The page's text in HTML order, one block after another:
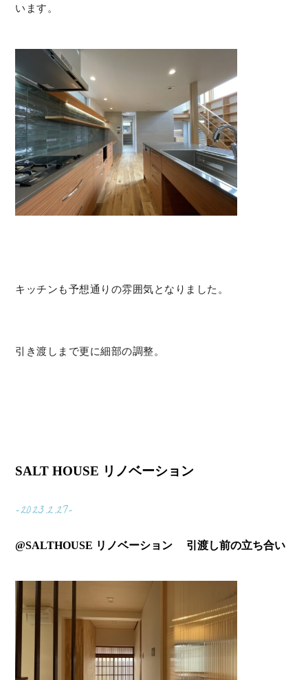
います。
キッチンも予想通りの雰囲気となりました。
引き渡しまで更に細部の調整。
SALT HOUSE リノベーション
-2023.2.27-
@SALTHOUSE リノベーション 引渡し前の立ち合い